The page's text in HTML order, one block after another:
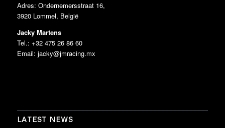
Adres: Ondernemersstraat 16,
3920 Lommel, België
Jacky Martens
Tel.: +32 475 26 86 60
Email: jacky@jmracing.mx
LATEST NEWS